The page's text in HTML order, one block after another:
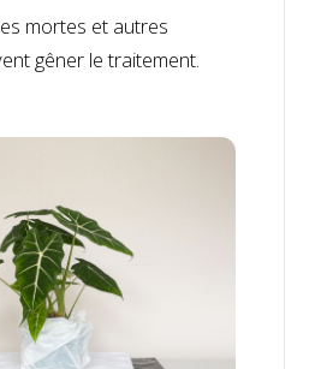
mortes et autres
gêner le traitement.